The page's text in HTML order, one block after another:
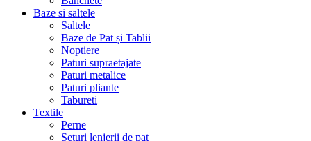
Baze si saltele
Saltele
Baze de Pat și Tablii
Noptiere
Paturi supraetajate
Paturi metalice
Paturi pliante
Tabureti
Textile
Perne
Seturi lenjerii de pat